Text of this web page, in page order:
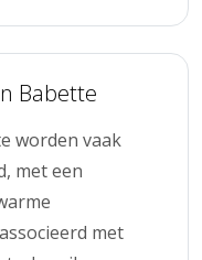
Babette
worden vaak
met een
met